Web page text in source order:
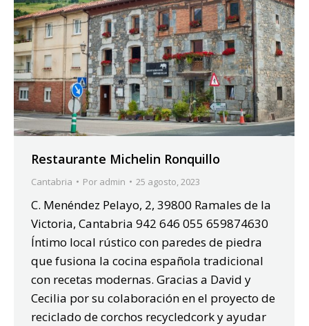
Restaurante Michelin Ronquillo
Cantabria Por admin 25 agosto, 2023
C. Menéndez Pelayo, 2, 39800 Ramales de la
Victoria, Cantabria 942 646 055 659874630
Íntimo local rústico con paredes de piedra
que fusiona la cocina española tradicional
con recetas modernas. Gracias a David y
Cecilia por su colaboración en el proyecto de
reciclado de corchos recycledcork y ayudar